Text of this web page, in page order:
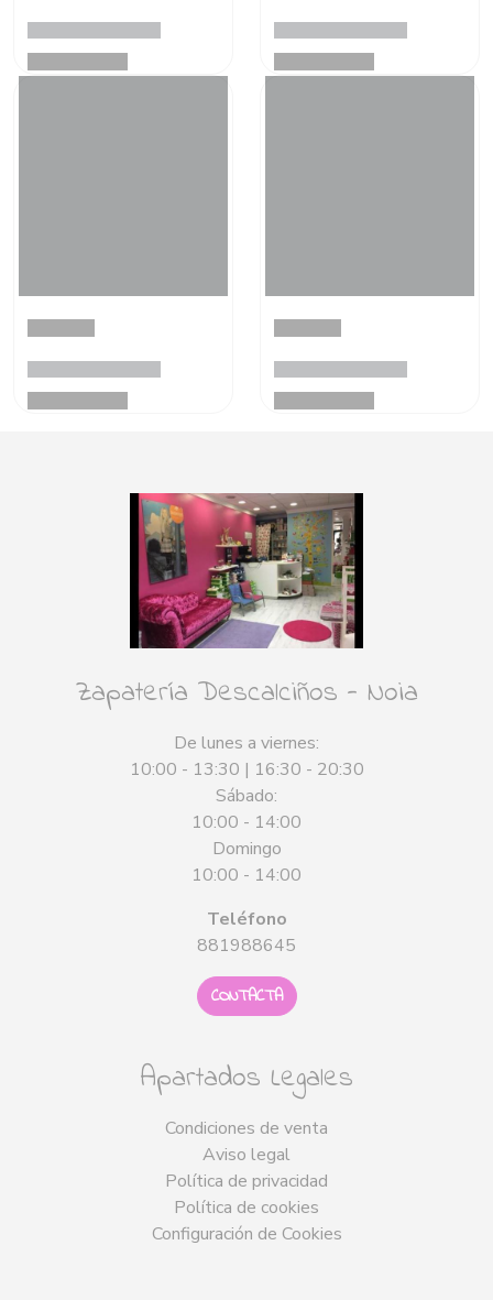
Zapatería Descalciños - Noia
De lunes a viernes:
10:00 - 13:30 | 16:30 - 20:30
Sábado:
10:00 - 14:00
Domingo
10:00 - 14:00
Teléfono
881988645
CONTACTA
Apartados Legales
Condiciones de venta
Aviso legal
Política de privacidad
Política de cookies
Configuración de Cookies